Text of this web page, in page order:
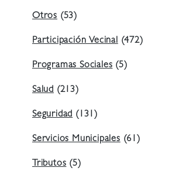
Otros (53)
Participación Vecinal (472)
Programas Sociales (5)
Salud (213)
Seguridad (131)
Servicios Municipales (61)
Tributos (5)